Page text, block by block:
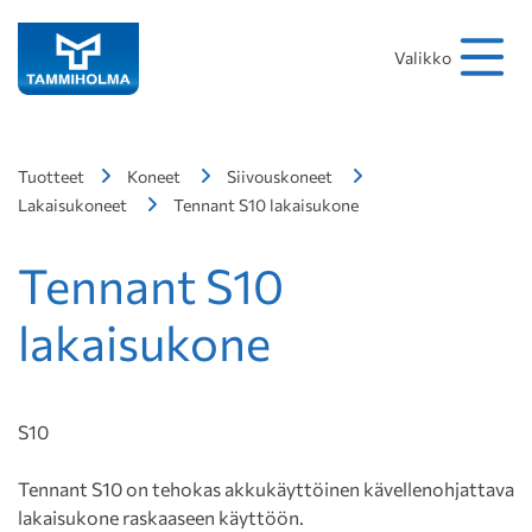
Valikko
Tuotteet Koneet
Siivouskoneet
Lakaisukoneet
Tennant S10 lakaisukone
Tennant S10
lakaisukone
S10
Tennant S10 on tehokas akkukäyttöinen kävellenohjattava
lakaisukone raskaaseen käyttöön.